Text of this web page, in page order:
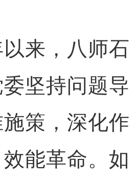
，八师石
坚持问题导
策，深化作
能革命。如